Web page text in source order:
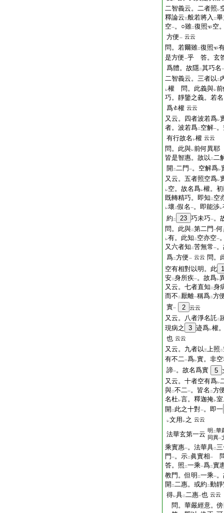
二智義云。二者照 レ
釋論云三般若將入 二
空一。○雖二復照
空
方便 一 云云
問。若爾雖二復照
是方便 一乎 答。玄
爲體。故隱二其巧名 一
二智義云。三者以 二
レ權 問。此義與レ
巧。靜鑒之義。若
爲
權 云云
又云。四者波若爲レ
者。波若爲二 空解一
有行故名 レ權 云云
問。此與レ前何異耶
皆是智惠。故以 二二
開 二二門 一。空解爲レ
又云。五者照空爲レ
レ空。故名爲レ權。
既轉精巧。即知 二 空
レ壞 二假名 一。即能渉レ
約 二 23 巧未巧一。
問。此與二第二門 一
レ有。此知 二 空亦空一
又六者知 二苦無常一
爲二方便 一 云云 問。
空有相對以明。此 1
安二身所疾一。故爲レ
又云。七者直知 二身
而不 二 厭離一稱爲二方
實一 2 云云
又云。八者淨名託二
現病之
3 迹爲レ權
也 云云
又云。九者以三上照 二
有不二一爲レ實。非
諦一。故名爲實 5
又云。十者空有爲レ
與二不二一。皆名 二方
名杜 レ言。釋迦掩レ
開 二 此之十對一。即一
レ文用 レ之 云云
法華玄第一云 明 二華
同異一
乘實惠一。法華具二
門 一。示二 眞實相一
答。照 二一乘一爲二實
教門。但明 二一乘一
開 二二惠。或約 二動
得レ具二二惠一也 云云
問。華嚴經意。